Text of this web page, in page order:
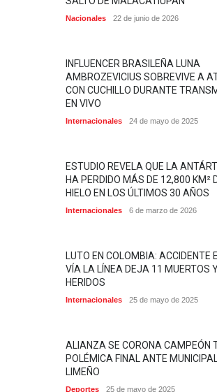
Nacionales 22 de junio de 2026
INFLUENCER BRASILEÑA LUNA
AMBROZEVICIUS SOBREVIVE A
CON CUCHILLO DURANTE
EN VIVO
Internacionales 24 de mayo de 2025
ESTUDIO REVELA QUE LA
HA PERDIDO MÁS DE 12,800 KM²
HIELO EN LOS ÚLTIMOS 30 AÑOS
Internacionales 6 de marzo de 2026
LUTO EN COLOMBIA: ACCIDENTE
VÍA LA LÍNEA DEJA 11 MUERTOS
HERIDOS
Internacionales 25 de mayo de 2025
ALIANZA SE CORONA CAMPEÓN
POLÉMICA FINAL ANTE MUNICIPAL
LIMEÑO
Deportes 25 de mayo de 2025